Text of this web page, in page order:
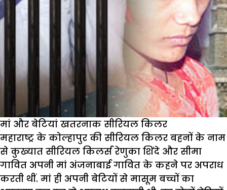
मां और बेटियां खतरनाक सीरियल किलर
महाराष्ट्र के कोल्हापुर की सीरियल किलर बहनों के नाम
से कुख्यात सीरियल किलर्स रेणुका शिंदे और सीमा
गावित अपनी मां अंजनाबाई गावित के कहने पर अपराध
करती थीं. मां ही अपनी बेटियों से मासूम बच्चों का